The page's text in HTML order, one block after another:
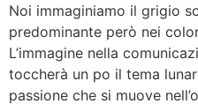
Noi immaginiamo il grigio
predominante però nei
L’immagine nella
toccherà un po il tema
passione che si muove